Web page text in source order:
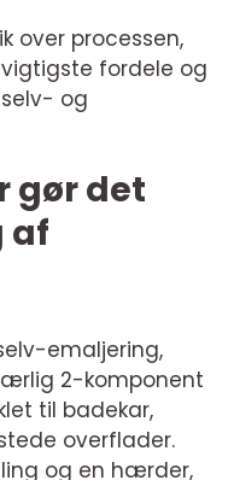
over processen,
fordele og
og
gør det
af
emaljering,
2-komponent
til badekar,
overflader.
og en hærder,